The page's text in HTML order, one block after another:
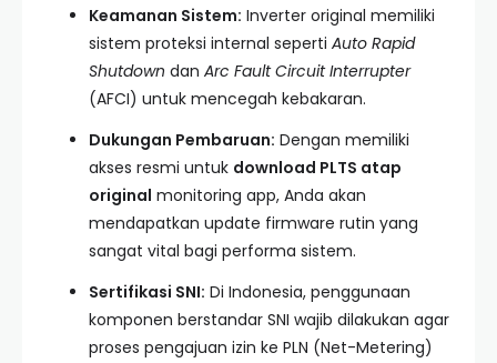
Keamanan Sistem: Inverter original memiliki
sistem proteksi internal seperti Auto Rapid
Shutdown dan Arc Fault Circuit Interrupter
(AFCI) untuk mencegah kebakaran.
Dukungan Pembaruan: Dengan memiliki
akses resmi untuk download PLTS atap
original monitoring app, Anda akan
mendapatkan update firmware rutin yang
sangat vital bagi performa sistem.
Sertifikasi SNI: Di Indonesia, penggunaan
komponen berstandar SNI wajib dilakukan agar
proses pengajuan izin ke PLN (Net-Metering)